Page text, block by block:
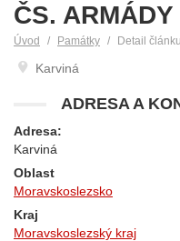
ČS. ARMÁDY
Úvod Památky Detail článku
Karviná
ADRESA A
Adresa:
Karviná
Oblast
Moravskoslezsko
Kraj
Moravskoslezský kraj